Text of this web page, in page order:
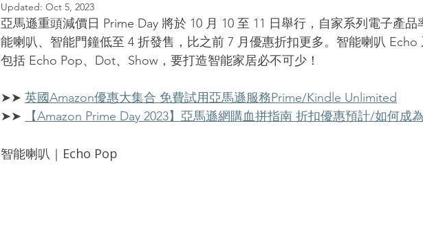
Updated: Oct 5, 2023
亞馬遜重頭減價日 Prime Day 將於 10 月 10 至 11 日舉行，自家系列電子產品
能喇叭、智能門鐘低至 4 折發售，比之前 7 月優惠折扣更多。智能喇叭 Echo
包括 Echo Pop、Dot、Show，要打造智能家居必不可少！
➤➤ 英國Amazon優惠大集合 免費試用亞馬遜服務Prime/Kindle Unlimited
➤➤
【Amazon Prime Day 2023】亞馬遜網購血拼指南 折扣優惠預計/如何成
智能喇叭｜Echo Pop